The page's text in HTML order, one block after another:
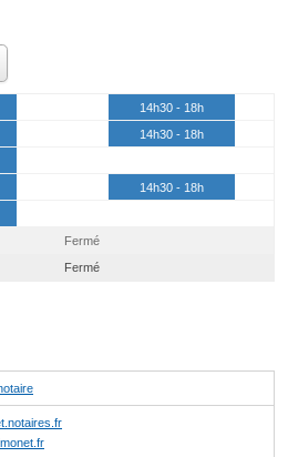
14h30 - 18h
14h30 - 18h
14h30 - 18h
Fermé
Fermé